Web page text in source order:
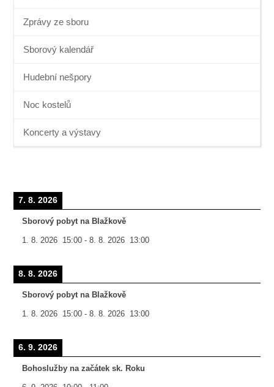
Zprávy ze sboru
Sborový kalendář
Hudební nešpory
Noc kostelů
Koncerty a výstavy
7. 8. 2026
Sborový pobyt na Blažkově
1. 8. 2026 15:00 -8. 8. 2026 13:00
8. 8. 2026
Sborový pobyt na Blažkově
1. 8. 2026 15:00 -8. 8. 2026 13:00
6. 9. 2026
Bohoslužby na začátek sk. Roku